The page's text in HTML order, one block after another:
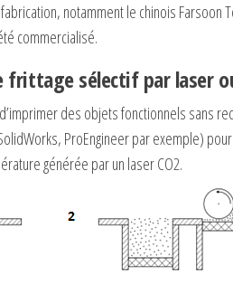
notamment le chinois Farsoon
commercialisé.
sélectif par laser
des objets fonctionnels sans
ProEngineer par exemple)
générée par un laser CO2.